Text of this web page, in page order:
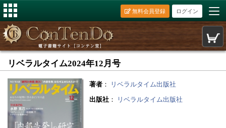
ログイン
無料会員登録
リベラルタイム2024年12月号
著者 ：
リベラルタイム出版社
出版社 ： リベラルタイム出版社